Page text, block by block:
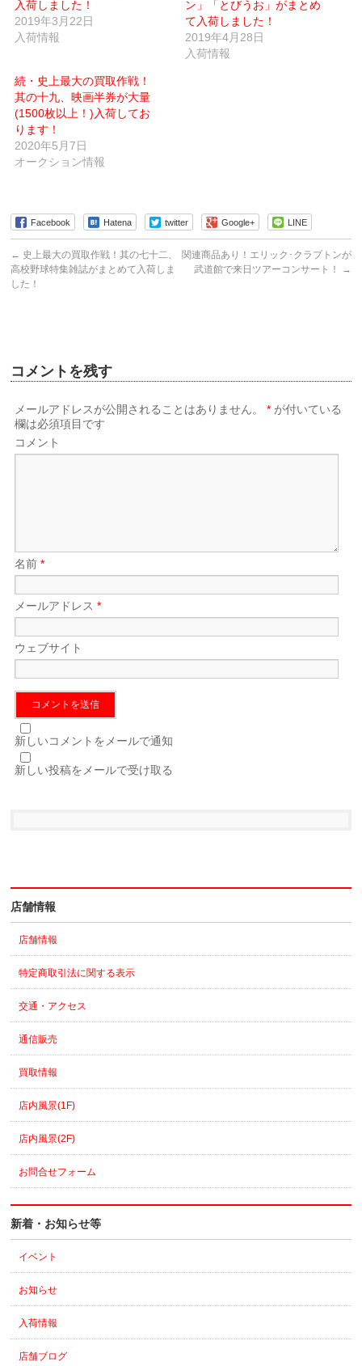
(新
し
い
ウ
ウ
で
開
き
ま
す)
ウ
で
開
入荷しました！
2019年3月22日
入荷情報
ン」「とびうお」がまとめ
て入荷しました！
2019年4月28日
入荷情報
続・史上最大の買取作戦！
其の十九、映画半券が大量
(1500枚以上！)入荷してお
ります！
2020年5月7日
オークション情報
Facebook Hatena twitter Google+ LINE
← 史上最大の買取作戦！其の七十二、
高校野球特集雑誌がまとめて入荷しま
した！
関連商品あり！エリック･クラプトンが
武道館で来日ツアーコンサート！
→
コメントを残す
メールアドレスが公開されることはありません。 * が付いている
欄は必須項目です
コメント
名前*
メールアドレス*
ウェブサイト
新しいコメントをメールで通知
新しい投稿をメールで受け取る
店舗情報
店舗情報
特定商取引法に関する表示
交通・アクセス
通信販売
買取情報
店内風景(1F)
店内風景(2F)
お問合せフォーム
新着・お知らせ等
イベント
お知らせ
入荷情報
店舗ブログ